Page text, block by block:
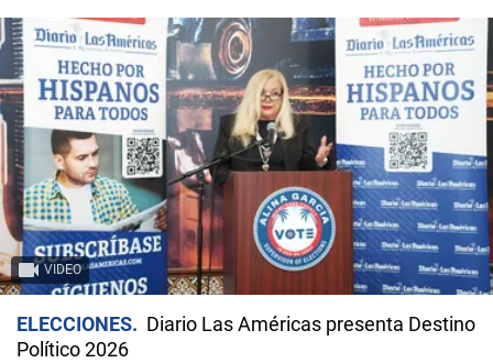
VIDEO
ELECCIONES
Diario Las Américas presenta Destino
Político 2026